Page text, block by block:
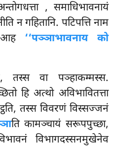
, समाधिभावनायं
न गहितानि. पटिपत्ति नाम
आह ‘‘पञ्ञाभावनाय को
तस्स वा पञ्हाकम्मस्स.
हि अत्थो अविभावितत्ता
तस्स विवरणं विस्सज्जनं
ति कामञ्चायं सरूपपुच्छा,
विभागदस्सनमुखेनेव